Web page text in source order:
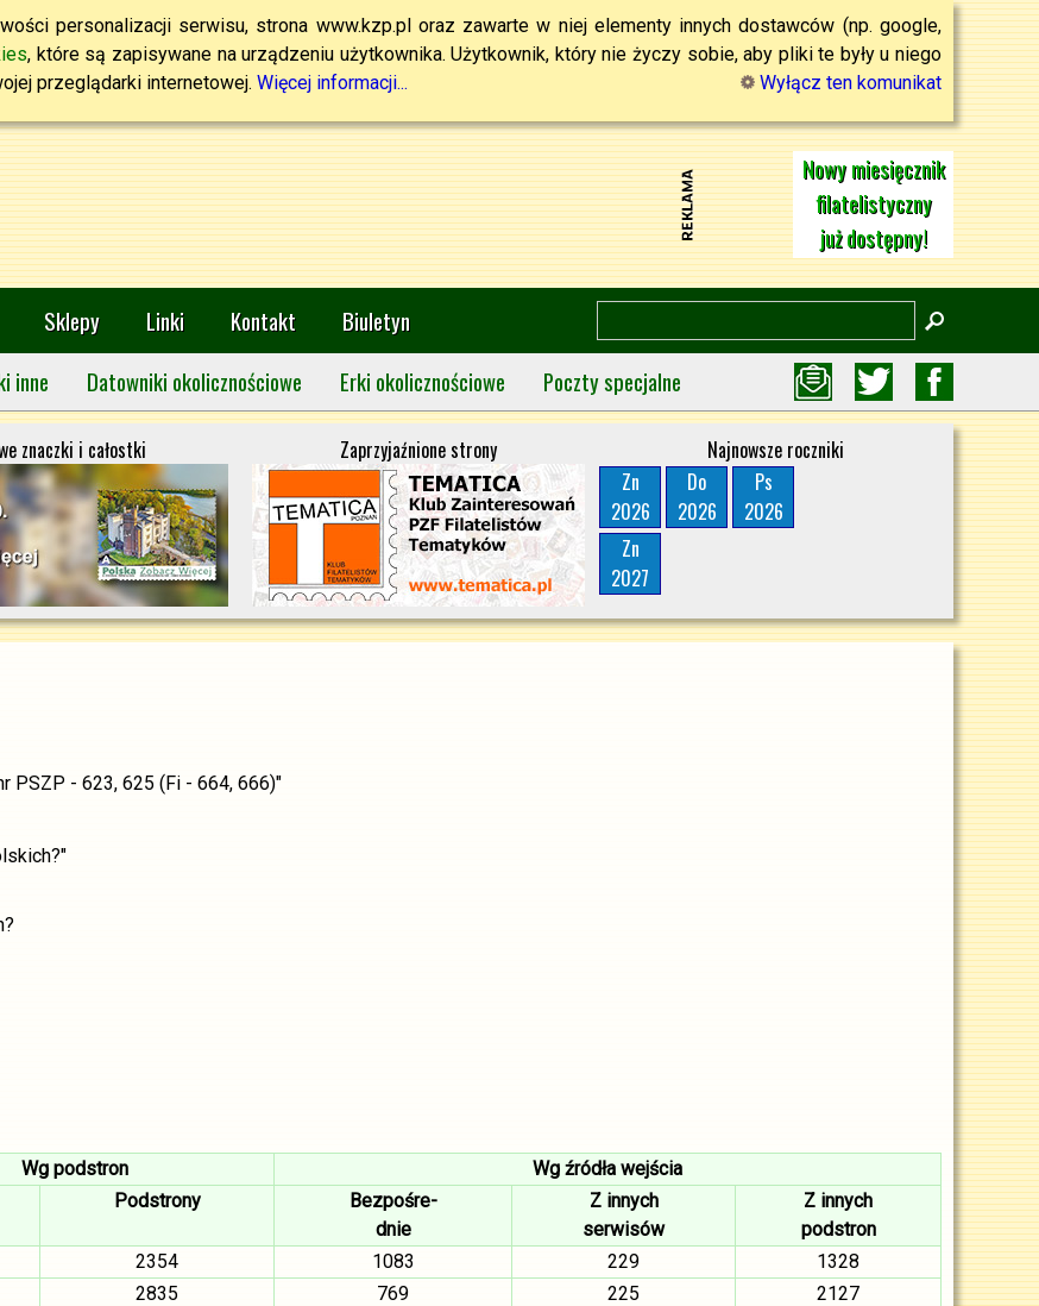
personalizacji serwisu, strona www.kzp.pl oraz zawarte w niej elementy innych dostawców (np. google,
, które są zapisywane na urządzeniu użytkownika. Użytkownik, który nie życzy sobie, aby pliki te były u niego
przeglądarki internetowej. Więcej informacji... Wyłącz ten komunikat
Nowy miesięcznik
filatelistyczny
już dostępny!
Sklepy Linki Kontakt
Biuletyn
inne Datowniki okolicznościowe Erki okolicznościowe Poczty specjalne
znaczki i całostki Zaprzyjaźnione strony
Najnowsze roczniki
Zn
2026
Do
2026
Ps
2026
Zn
2027
PSZP - 623, 625 (Fi - 664, 666)"
Wg podstron
Wg źródła wejścia
Podstrony
Bezpośre-
dnie
Z innych
serwisów
Z innych
podstron
2354 1083 229
1328
2835 769 225
2127